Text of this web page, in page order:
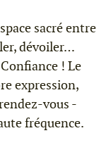
sacré entre
dévoiler…
! Le
expression,
vous -
fréquence.